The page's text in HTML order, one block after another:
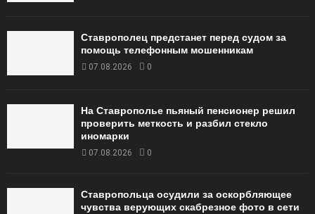
Ставрополец предстанет перед судом за
помощь телефонным мошенникам
07.08.2026 0
На Ставрополье пьяный пенсионер решил
проверить меткость и разбил стекло
иномарки
07.08.2026 0
Ставропольца осудили за оскорбляющее
чувства верующих скабрезное фото в сети